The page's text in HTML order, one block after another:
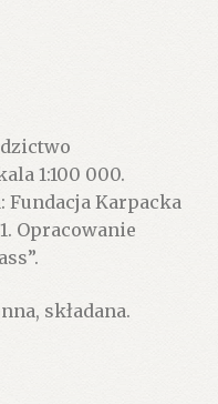
1:100 000.
Fundacja Karpacka
Opracowanie
składana.